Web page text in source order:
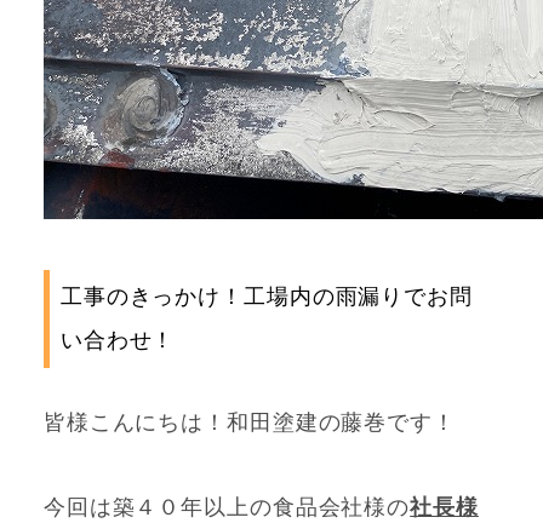
工事のきっかけ！工場内の雨漏りでお問
い合わせ！
皆様こんにちは！和田塗建の藤巻です！
今回は築４０年以上の食品会社様の社長様